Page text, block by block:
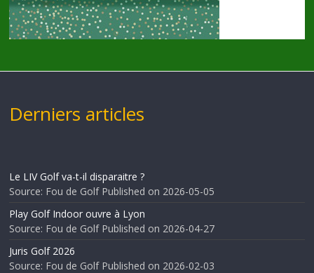
Derniers articles
Le LIV Golf va-t-il disparaitre ?
Source: Fou de Golf Published on 2026-05-05
Play Golf Indoor ouvre à Lyon
Source: Fou de Golf Published on 2026-04-27
Juris Golf 2026
Source: Fou de Golf Published on 2026-02-03